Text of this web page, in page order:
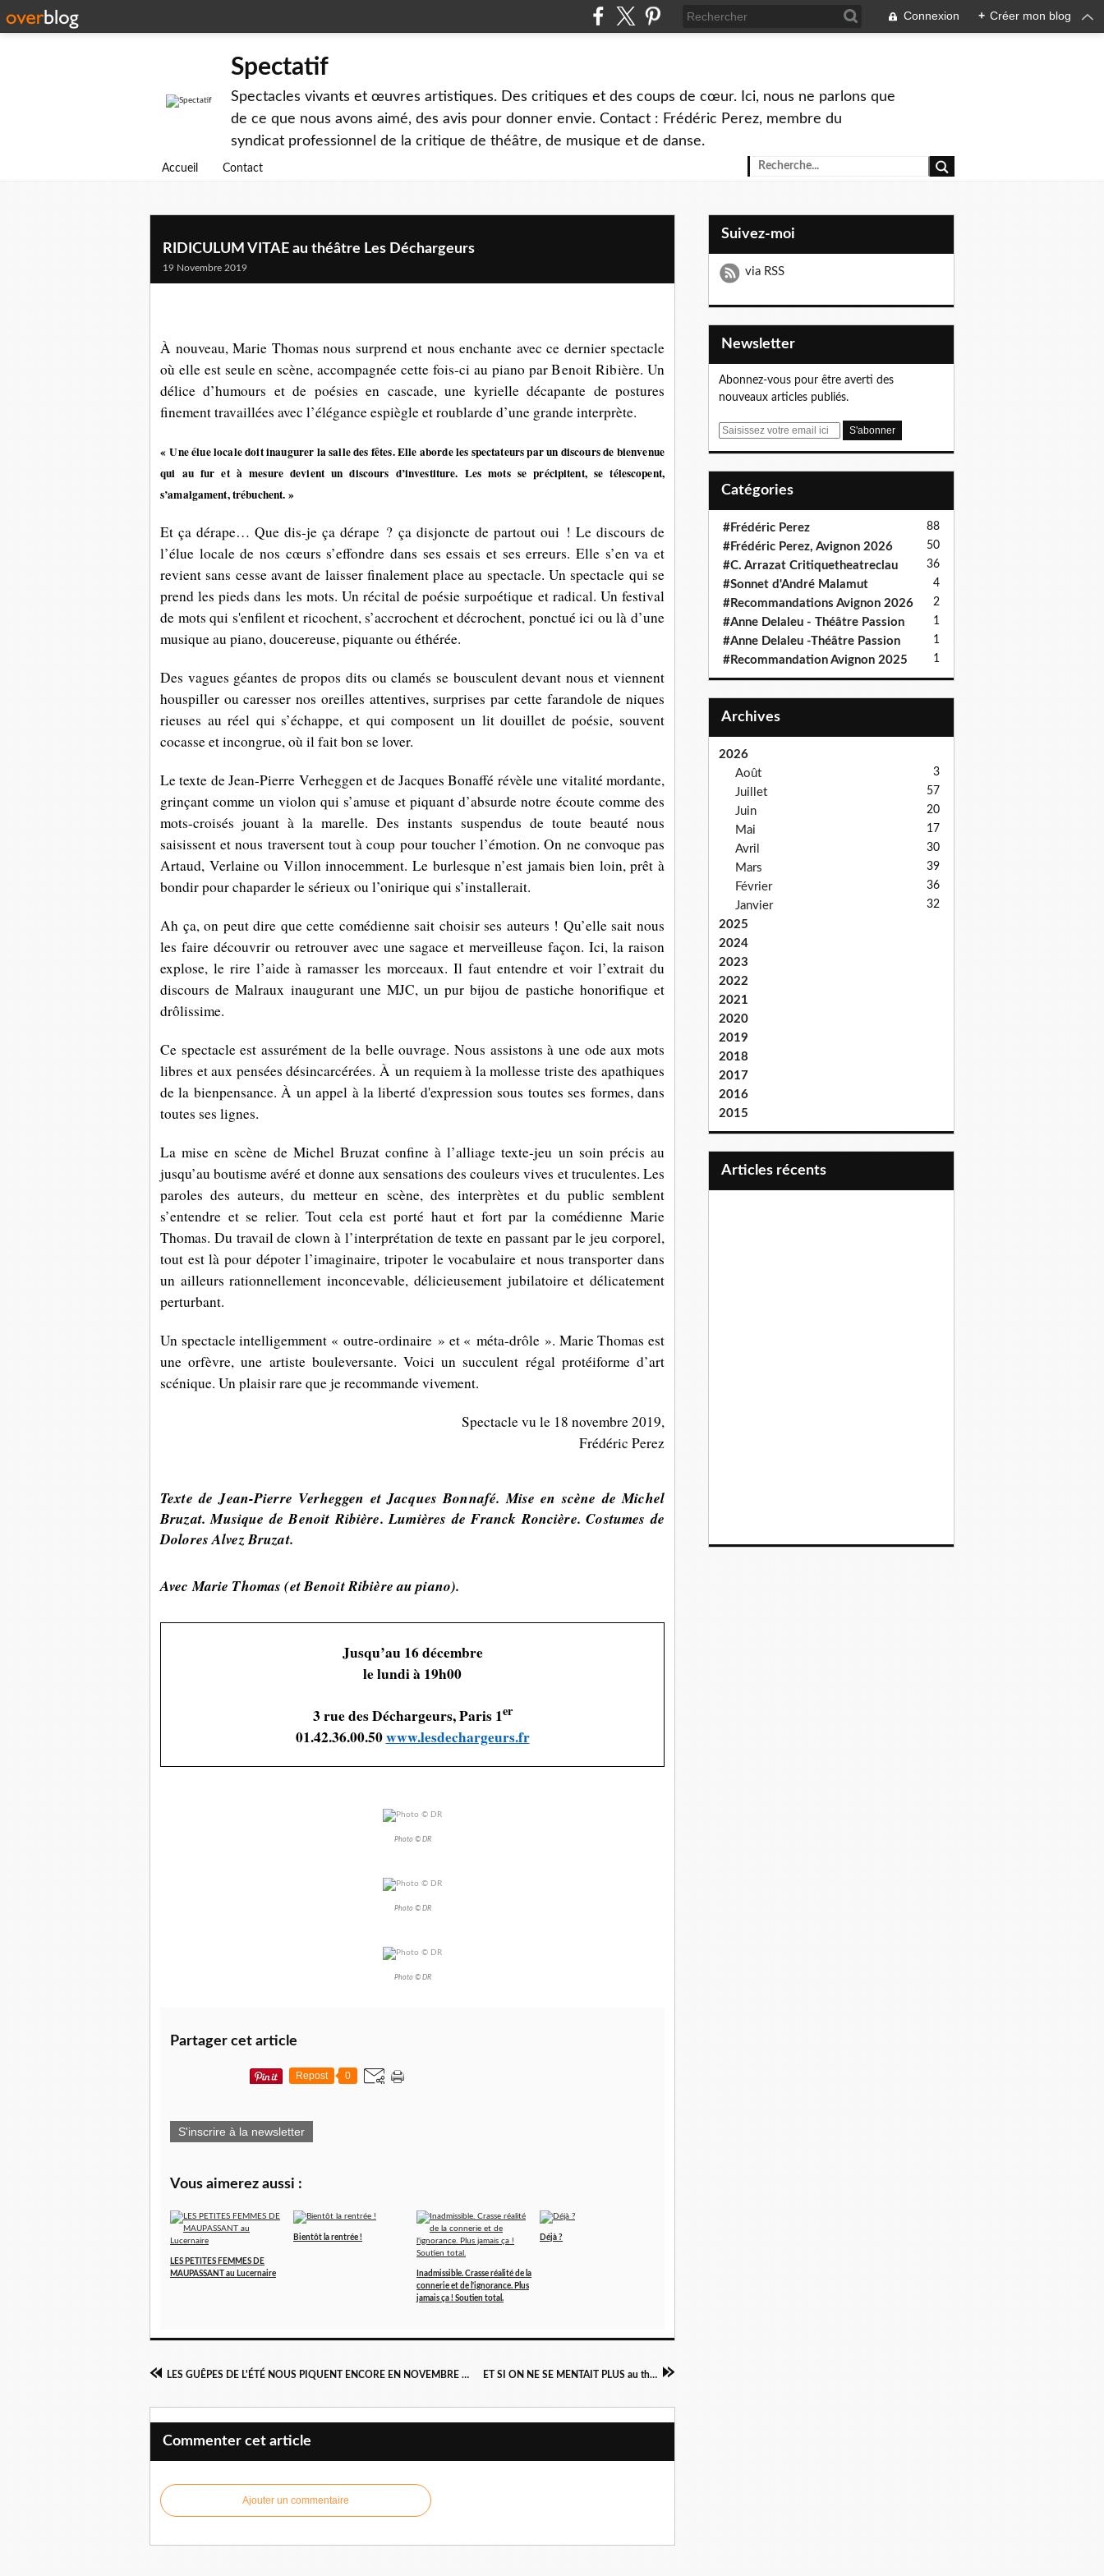
Connexion + Créer mon blog
Spectatif
Spectacles vivants et œuvres artistiques. Des critiques et des coups de cœur. Ici, nous ne parlons que
de ce que nous avons aimé, des avis pour donner envie. Contact : Frédéric Perez, membre du
syndicat professionnel de la critique de théâtre, de musique et de danse.
Accueil Contact
RIDICULUM VITAE au théâtre Les Déchargeurs
19 Novembre 2019
À nouveau, Marie Thomas nous surprend et nous enchante avec ce dernier spectacle
où elle est seule en scène, accompagnée cette fois-ci au piano parBenoit Ribière. Un
délice d’humours et de poésies en cascade, une kyrielle décapante de postures
finement travaillées avec l’élégance espiègle et roublarde d’une grande interprète.
« Une élue locale doit inaugurer la salle des fêtes. Elle aborde les spectateurs par un discours de bienvenue
qui au fur et à mesure devient un discours d’investiture. Les mots se précipitent, se télescopent,
s’amalgament, trébuchent. »
Et ça dérape… Que dis-je ça dérape ? ça disjoncte de partout oui ! Le discours de
l’élue locale de nos cœurs s’effondre dans ses essais et ses erreurs. Elle s’en va et
revient sans cesse avant de laisser finalement place au spectacle. Un spectacle qui se
prend les pieds dans les mots. Un récital de poésie surpoétique et radical. Un festival
de mots qui s'enfilent et ricochent, s’accrochent et décrochent, ponctué ici ou là d’une
musique au piano, doucereuse, piquante ou éthérée.
Des vagues géantes de propos dits ou clamés se bousculent devant nous et viennent
houspiller ou caresser nos oreilles attentives, surprises par cette farandole de niques
rieuses au réel qui s’échappe, et qui composent un lit douillet de poésie, souvent
cocasse et incongrue, où il fait bon se lover.
Le texte de Jean-Pierre Verheggen et de Jacques Bonaffé révèle une vitalité mordante,
grinçant comme un violon qui s’amuse et piquant d’absurde notre écoute comme des
mots-croisés jouant à la marelle. Des instants suspendus de toute beauté nous
saisissent et nous traversent tout à coup pour toucher l’émotion. On ne convoque pas
Artaud, Verlaine ou Villon innocemment. Le burlesque n’est jamais bien loin, prêt à
bondir pour chaparder le sérieux ou l’onirique qui s’installerait.
Ah ça, on peut dire que cette comédienne sait choisir ses auteurs ! Qu’elle sait nous
les faire découvrir ou retrouver avec une sagace et merveilleuse façon. Ici, la raison
explose, le rire l’aide à ramasser les morceaux. Il faut entendre et voir l’extrait du
discours de Malraux inaugurant une MJC, un pur bijou de pastiche honorifique et
drôlissime.
Ce spectacle est assurément de la belle ouvrage. Nous assistons à une ode aux mots
libres et aux penséesdésincarcérées. À un requiem à la mollesse triste des apathiques
de la bienpensance. À un appel à la liberté d'expression sous toutes ses formes, dans
toutes ses lignes.
La mise en scène de Michel Bruzat confine à l’alliage texte-jeu un soin précis au
jusqu’au boutisme avéré et donne aux sensations des couleurs vives et truculentes. Les
paroles des auteurs, du metteur en scène, des interprètes et du public semblent
s’entendre et se relier. Tout cela est porté haut et fort par la comédienne Marie
Thomas. Du travail de clown à l’interprétation de texte en passant par le jeu corporel,
tout est là pour dépoter l’imaginaire, tripoter le vocabulaire et nous transporter dans
un ailleurs rationnellement inconcevable, délicieusement jubilatoire et délicatement
perturbant.
Un spectacle intelligemment « outre-ordinaire » et « méta-drôle ». Marie Thomas est
une orfèvre, une artiste bouleversante. Voici un succulent régal protéiforme d’art
scénique. Un plaisir rare que je recommande vivement.
Spectacle vu le 18 novembre 2019,
Frédéric Perez
Texte deJean-Pierre Verheggen et Jacques Bonnafé.Mise en scène deMichel
Bruzat.Musique deBenoit Ribière.Lumières deFranck Roncière.Costumes de
Dolores Alvez Bruzat.
Avec Marie Thomas (et Benoit Ribière au piano).
Jusqu’au 16 décembre
le lundi à 19h00
3 rue des Déchargeurs, Paris 1er
01.42.36.00.50www.lesdechargeurs.fr
Photo © DR
Photo © DR
Photo © DR
Partager cet article
Repost 0
S'inscrire à la newsletter
Vous aimerez aussi :
LES PETITES FEMMES DE
MAUPASSANT au Lucernaire
Bientôt la rentrée !
Inadmissible. Crasse réalité de la
connerie et de l'ignorance. Plus
jamais ça ! Soutien total.
Déjà ?
LES GUÊPES DE L'ÉTÉ NOUS PIQUENT ENCORE EN NOVEMBRE & L'AFFAIRE DE LA RUE DE LOURCINE au théâtre de La Tempête ET SI ON NE SE MENTAIT PLUS au théâtre La Scène Parisienne, vu à Avignon
Commenter cet article
Ajouter un commentaire
Suivez-moi
via RSS
Newsletter
Abonnez-vous pour être averti des
nouveaux articles publiés.
E
Catégories
#Frédéric Perez 88
#Frédéric Perez, Avignon 2026 50
#C. Arrazat Critiquetheatreclau 36
#Sonnet d'André Malamut 4
#Recommandations Avignon 2026 2
#Anne Delaleu - Théâtre Passion 1
#Anne Delaleu -Théâtre Passion 1
#Recommandation Avignon 2025 1
Archives
2026
Août
3
Juillet 57
Juin 20
Mai 17
Avril 30
Mars 39
Février 36
Janvier 32
2025
2024
2023
2022
2021
2020
2019
2018
2017
2016
2015
articles récents